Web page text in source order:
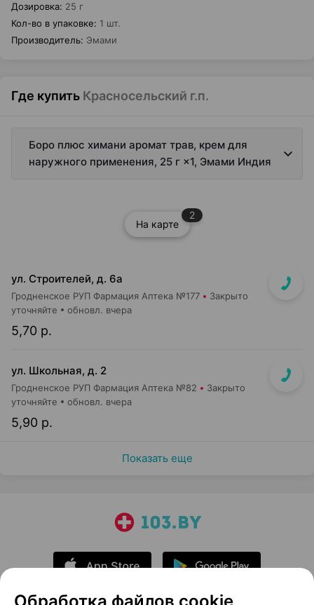
Дозировка: 25 г
Кол-во в упаковке: 1 шт.
Производитель: Эмами
Где купить Красносельский г.п.
Боро плюс химани аромат трав, крем для
наружного применения, 25 г ×1, Эмами Индия
На карте
2
ул. Строителей, д. 6а
Гродненское РУП Фармация Аптека №177 Закрыто
5,70 р.
уточняйте обновл. вчера
ул. Школьная, д. 2
Гродненское РУП Фармация Аптека №82 Закрыто
5,90 р.
уточняйте обновл. вчера
Показать еще